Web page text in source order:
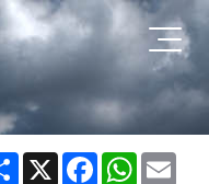
Share X Facebook